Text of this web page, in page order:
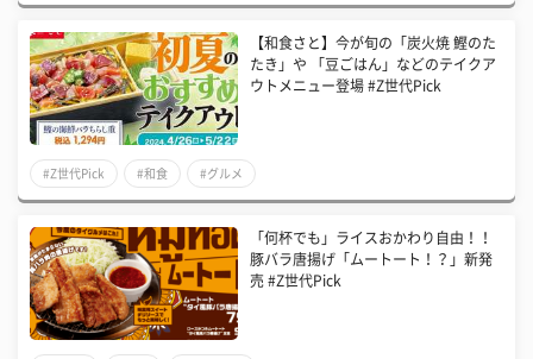
【和食さと】今が旬の「炭火焼 鰹のた
たき」や 「豆ごはん」などのテイクア
ウトメニュー登場 #Z世代Pick
#Z世代Pick #和食 #グルメ
「何杯でも」ライスおかわり自由！！
豚バラ唐揚げ「ムートート！？」新発
売 #Z世代Pick